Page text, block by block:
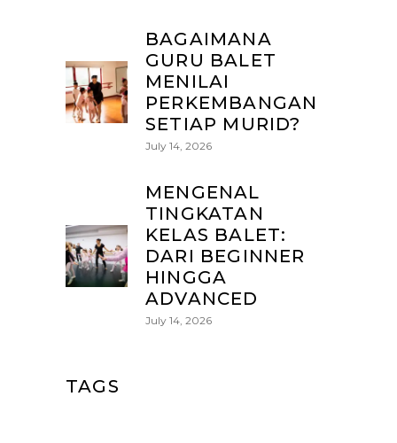
BAGAIMANA
GURU BALET
MENILAI
PERKEMBANGAN
SETIAP MURID?
July 14, 2026
MENGENAL
TINGKATAN
KELAS BALET:
DARI BEGINNER
HINGGA
ADVANCED
July 14, 2026
TAGS